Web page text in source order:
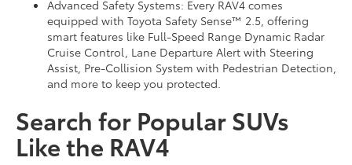
Advanced Safety Systems: Every RAV4 comes
equipped with Toyota Safety Sense™ 2.5, offering
smart features like Full-Speed Range Dynamic Radar
Cruise Control, Lane Departure Alert with Steering
Assist, Pre-Collision System with Pedestrian Detection,
and more to keep you protected.
Search for Popular SUVs
Like the RAV4